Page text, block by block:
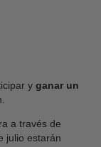
y ganar un
a través de
julio estarán